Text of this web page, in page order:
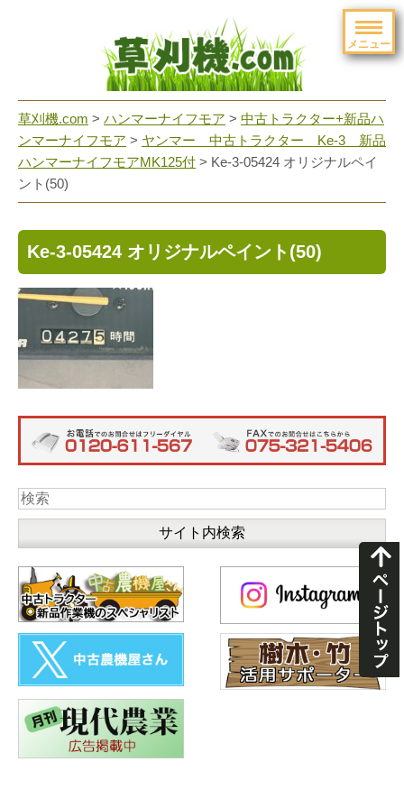
メニュー
草刈機.com > ハンマーナイフモア > 中古トラクター+新品ハ
ンマーナイフモア > ヤンマー 中古トラクター Ke-3 新品
ハンマーナイフモアMK125付 > Ke-3-05424 オリジナルペイ
ント(50)
Ke-3-05424 オリジナルペイント(50)